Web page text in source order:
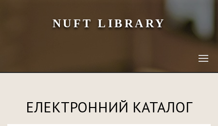
NUFT LIBRARY
ЕЛЕКТРОННИЙ КАТАЛОГ